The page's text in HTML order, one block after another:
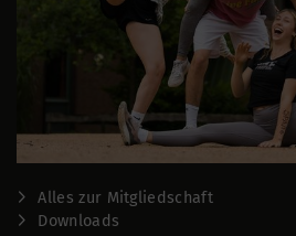
Alles zur Mitgliedschaft
Downloads